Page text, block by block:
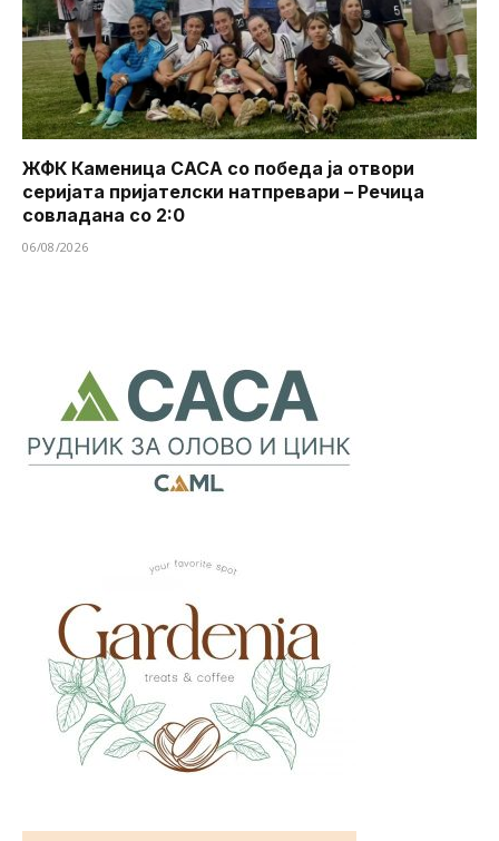
ЖФК Каменица САСА со победа ја отвори
серијата пријателски натпревари – Речица
совладана со 2:0
06/08/2026